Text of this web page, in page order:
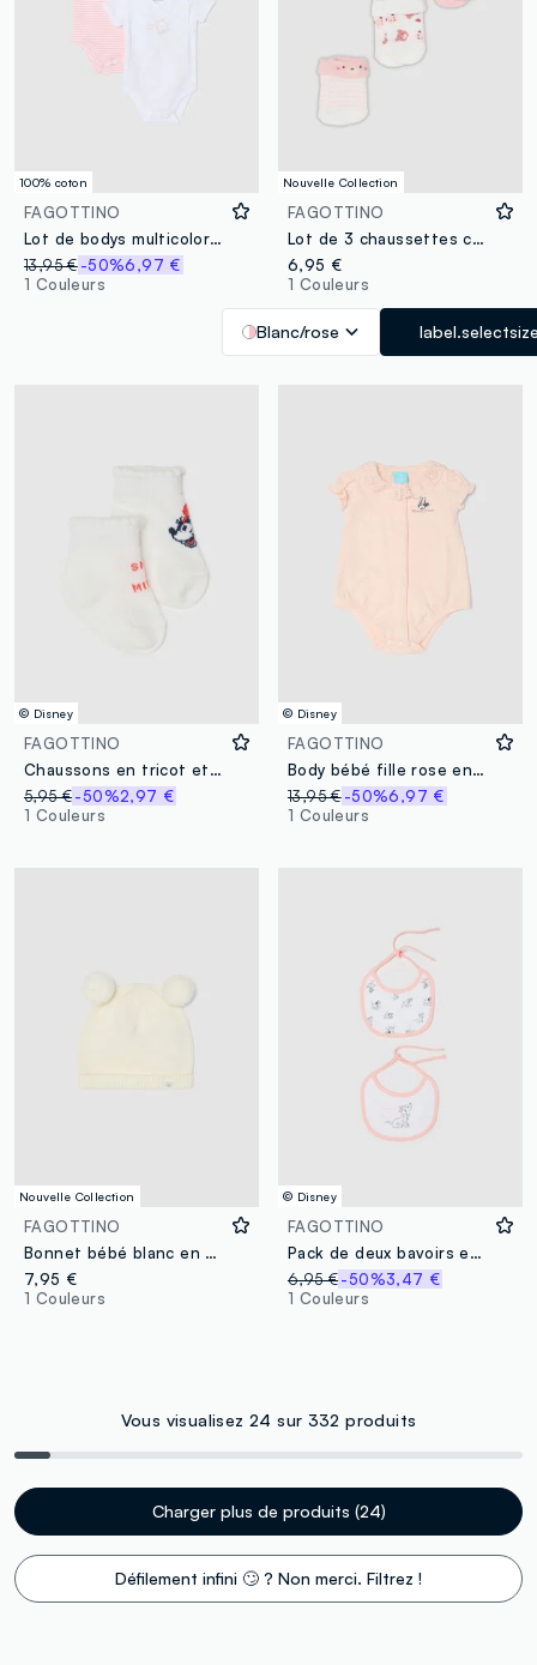
100% coton
FAGOTTINO
Lot de bodys multicolores à manches courtes pour bébé fille en coton pur
13,95 €-50%6,97 €
1 Couleurs
Nouvelle Collection
FAGOTTINO
Lot de 3 chaussettes courtes multicolores en mélange de coton bio pour bébé fille
6,95 €
1 Couleurs
Blanc/rose
© Disney
FAGOTTINO
Chaussons en tricot et coton blanc pour bébés avec broderies Minnie
5,95 €-50%2,97 €
1 Couleurs
© Disney
FAGOTTINO
Body bébé fille rose en pur coton avec col et broderie Minnie
13,95 € -50%6,97 €
1 Couleurs
Nouvelle Collection
FAGOTTINO
Bonnet bébé blanc en pur coton bio tricoté avec pompons
7,95 €
1 Couleurs
© Disney
FAGOTTINO
Pack de deux bavoirs en coton multicolore pour nouveau-né avec motifs Disney
6,95 €-50%3,47 €
1 Couleurs
Vous visualisez 24 sur 332 produits
Charger plus de produits (24)
Défilement infini 🙄 ? Non merci. Filtrez !